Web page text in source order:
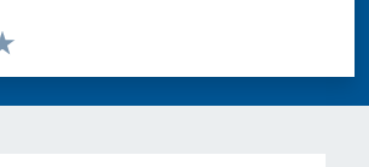
pagina
5 stelle su 5
4 stelle su 5
su 5
su 5
5